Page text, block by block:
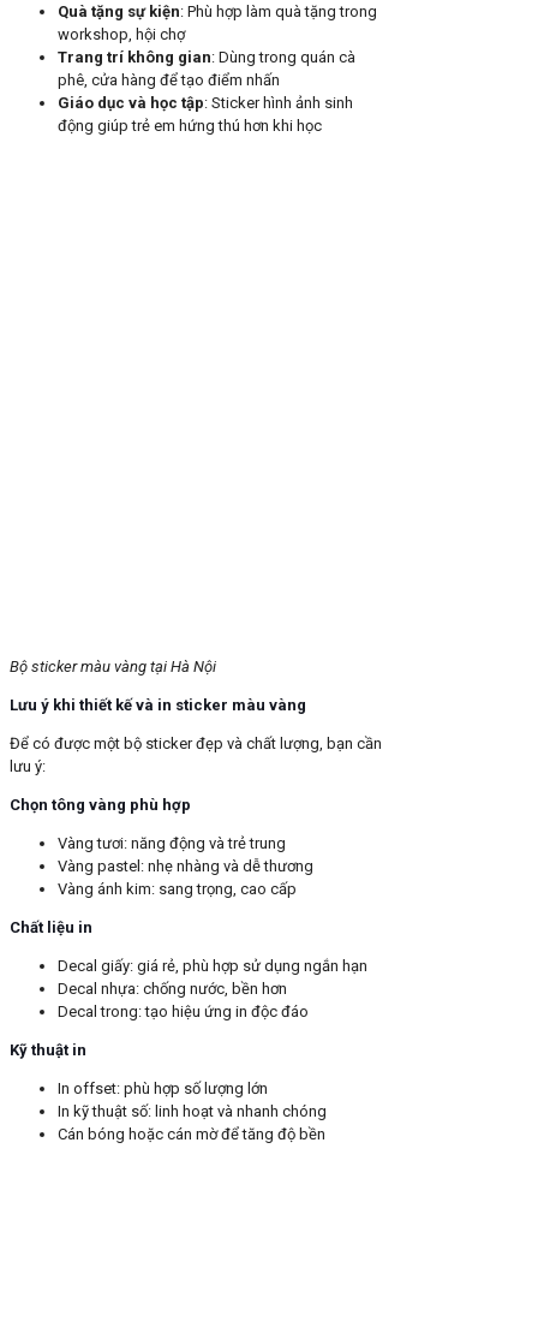
Quà tặng sự kiện: Phù hợp làm quà tặng trong
workshop, hội chợ
Trang trí không gian: Dùng trong quán cà
phê, cửa hàng để tạo điểm nhấn
Giáo dục và học tập: Sticker hình ảnh sinh
động giúp trẻ em hứng thú hơn khi học
Bộ sticker màu vàng tại Hà Nội
Lưu ý khi thiết kế và in sticker màu vàng
Để có được một bộ sticker đẹp và chất lượng, bạn cần
lưu ý:
Chọn tông vàng phù hợp
Vàng tươi: năng động và trẻ trung
Vàng pastel: nhẹ nhàng và dễ thương
Vàng ánh kim: sang trọng, cao cấp
Chất liệu in
Decal giấy: giá rẻ, phù hợp sử dụng ngắn hạn
Decal nhựa: chống nước, bền hơn
Decal trong: tạo hiệu ứng in độc đáo
Kỹ thuật in
In offset: phù hợp số lượng lớn
In kỹ thuật số: linh hoạt và nhanh chóng
Cán bóng hoặc cán mờ để tăng độ bền